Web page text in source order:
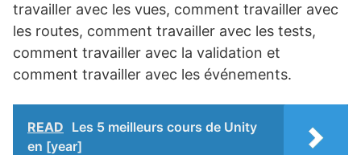
travailler avec les vues, comment travailler avec
les routes, comment travailler avec les tests,
comment travailler avec la validation et
comment travailler avec les événements.
READ Les 5 meilleurs cours de Unity
en [year]